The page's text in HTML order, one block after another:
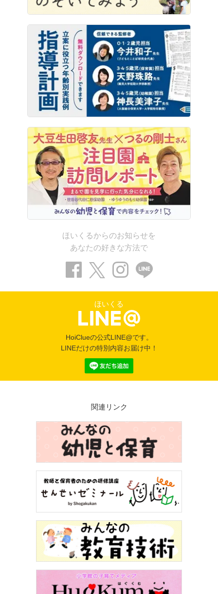
ほいくるからのお知らせを
あなたの好きな方法で
ほいくる
HoiClueの公式LINE@です。
LINEだけの特別内容お届け中！
関連リンク